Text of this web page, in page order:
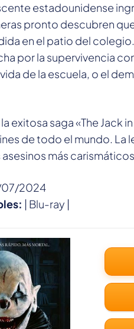
estadounidense
pronto descubren
en el patio del colegio.
por la supervivencia
de la escuela, o el
exitosa saga «The Jack
de todo el mundo. La
más
2024
| Blu-ray |